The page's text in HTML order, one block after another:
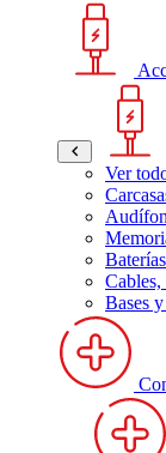
Ver
Cables,
Bases